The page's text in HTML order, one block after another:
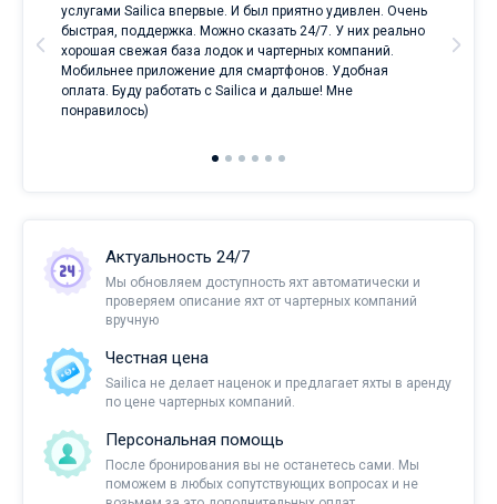
услугами Sailica впервые. И был приятно удивлен. Очень
быстрая, поддержка. Можно сказать 24/7. У них реально
хорошая свежая база лодок и чартерных компаний.
Мобильнее приложение для смартфонов. Удобная
оплата. Буду работать с Sailica и дальше! Мне
понравилось)
Актуальность 24/7
Мы обновляем доступность яхт автоматически и
проверяем описание яхт от чартерных компаний
вручную
Честная цена
Sailica не делает наценок и предлагает яхты в аренду
по цене чартерных компаний.
Персональная помощь
После бронирования вы не останетесь сами. Мы
поможем в любых сопутствующих вопросах и не